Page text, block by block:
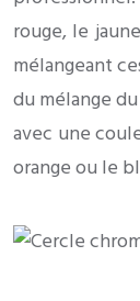
rouge, le
mélangeant
du mélange
avec une
orange ou le